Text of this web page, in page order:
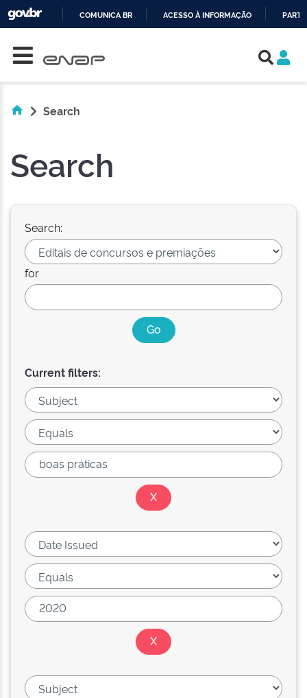
COMUNICA BR ACESSO À INFORMAÇÃO
Search
Search
Search:
for
Current filters: